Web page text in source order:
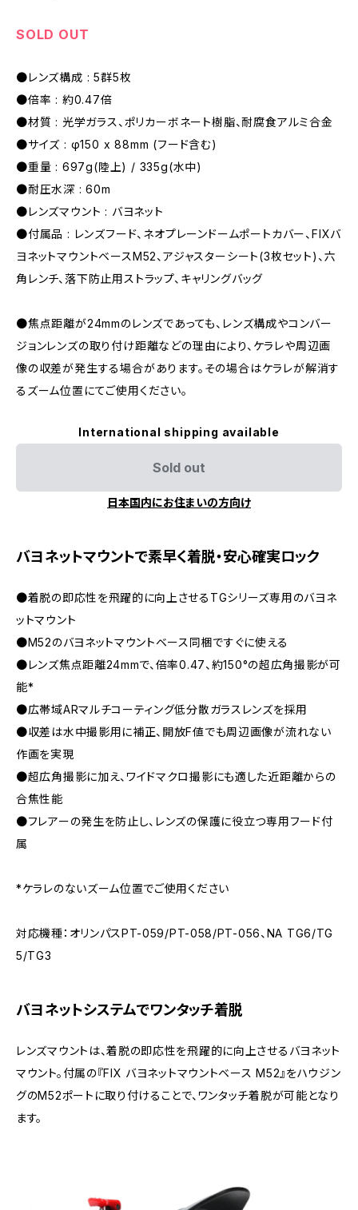
SOLD OUT
●レンズ構成 : 5群5枚
●倍率 : 約0.47倍
●材質 : 光学ガラス、ポリカーボネート樹脂、耐腐食アルミ合金
●サイズ : φ150 x 88mm (フード含む)
●重量 : 697g(陸上) / 335g(水中)
●耐圧水深 : 60m
●レンズマウント : バヨネット
●付属品 : レンズフード、ネオプレーンドームポートカバー、FIXバ
ヨネットマウントベースM52、アジャスターシート(3枚セット)、六
角レンチ、落下防止用ストラップ、キャリングバッグ
●焦点距離が24mmのレンズであっても、レンズ構成やコンバー
ジョンレンズの取り付け距離などの理由により、ケラレや周辺画
像の収差が発生する場合があります。その場合はケラレが解消す
るズーム位置にてご使用ください。
International shipping available
Sold out
日本国内にお住まいの方向け
バヨネットマウントで素早く着脱・安心確実ロック
●着脱の即応性を飛躍的に向上させるTGシリーズ専用のバヨネ
ットマウント
●M52のバヨネットマウントベース同梱ですぐに使える
●レンズ焦点距離24mmで、倍率0.47、約150°の超広角撮影が可
能*
●広帯域ARマルチコーティング低分散ガラスレンズを採用
●収差は水中撮影用に補正、開放F値でも周辺画像が流れない
作画を実現
●超広角撮影に加え、ワイドマクロ撮影にも適した近距離からの
合焦性能
●フレアーの発生を防止し、レンズの保護に役立つ専用フード付
属
*ケラレのないズーム位置でご使用ください
対応機種：オリンパスPT-059/PT-058/PT-056、NA TG6/TG
5/TG3
バヨネットシステムでワンタッチ着脱
レンズマウントは、着脱の即応性を飛躍的に向上させるバヨネット
マウント。付属の『FIX バヨネットマウントベース M52』をハウジン
グのM52ポートに取り付けることで、ワンタッチ着脱が可能となり
ます。